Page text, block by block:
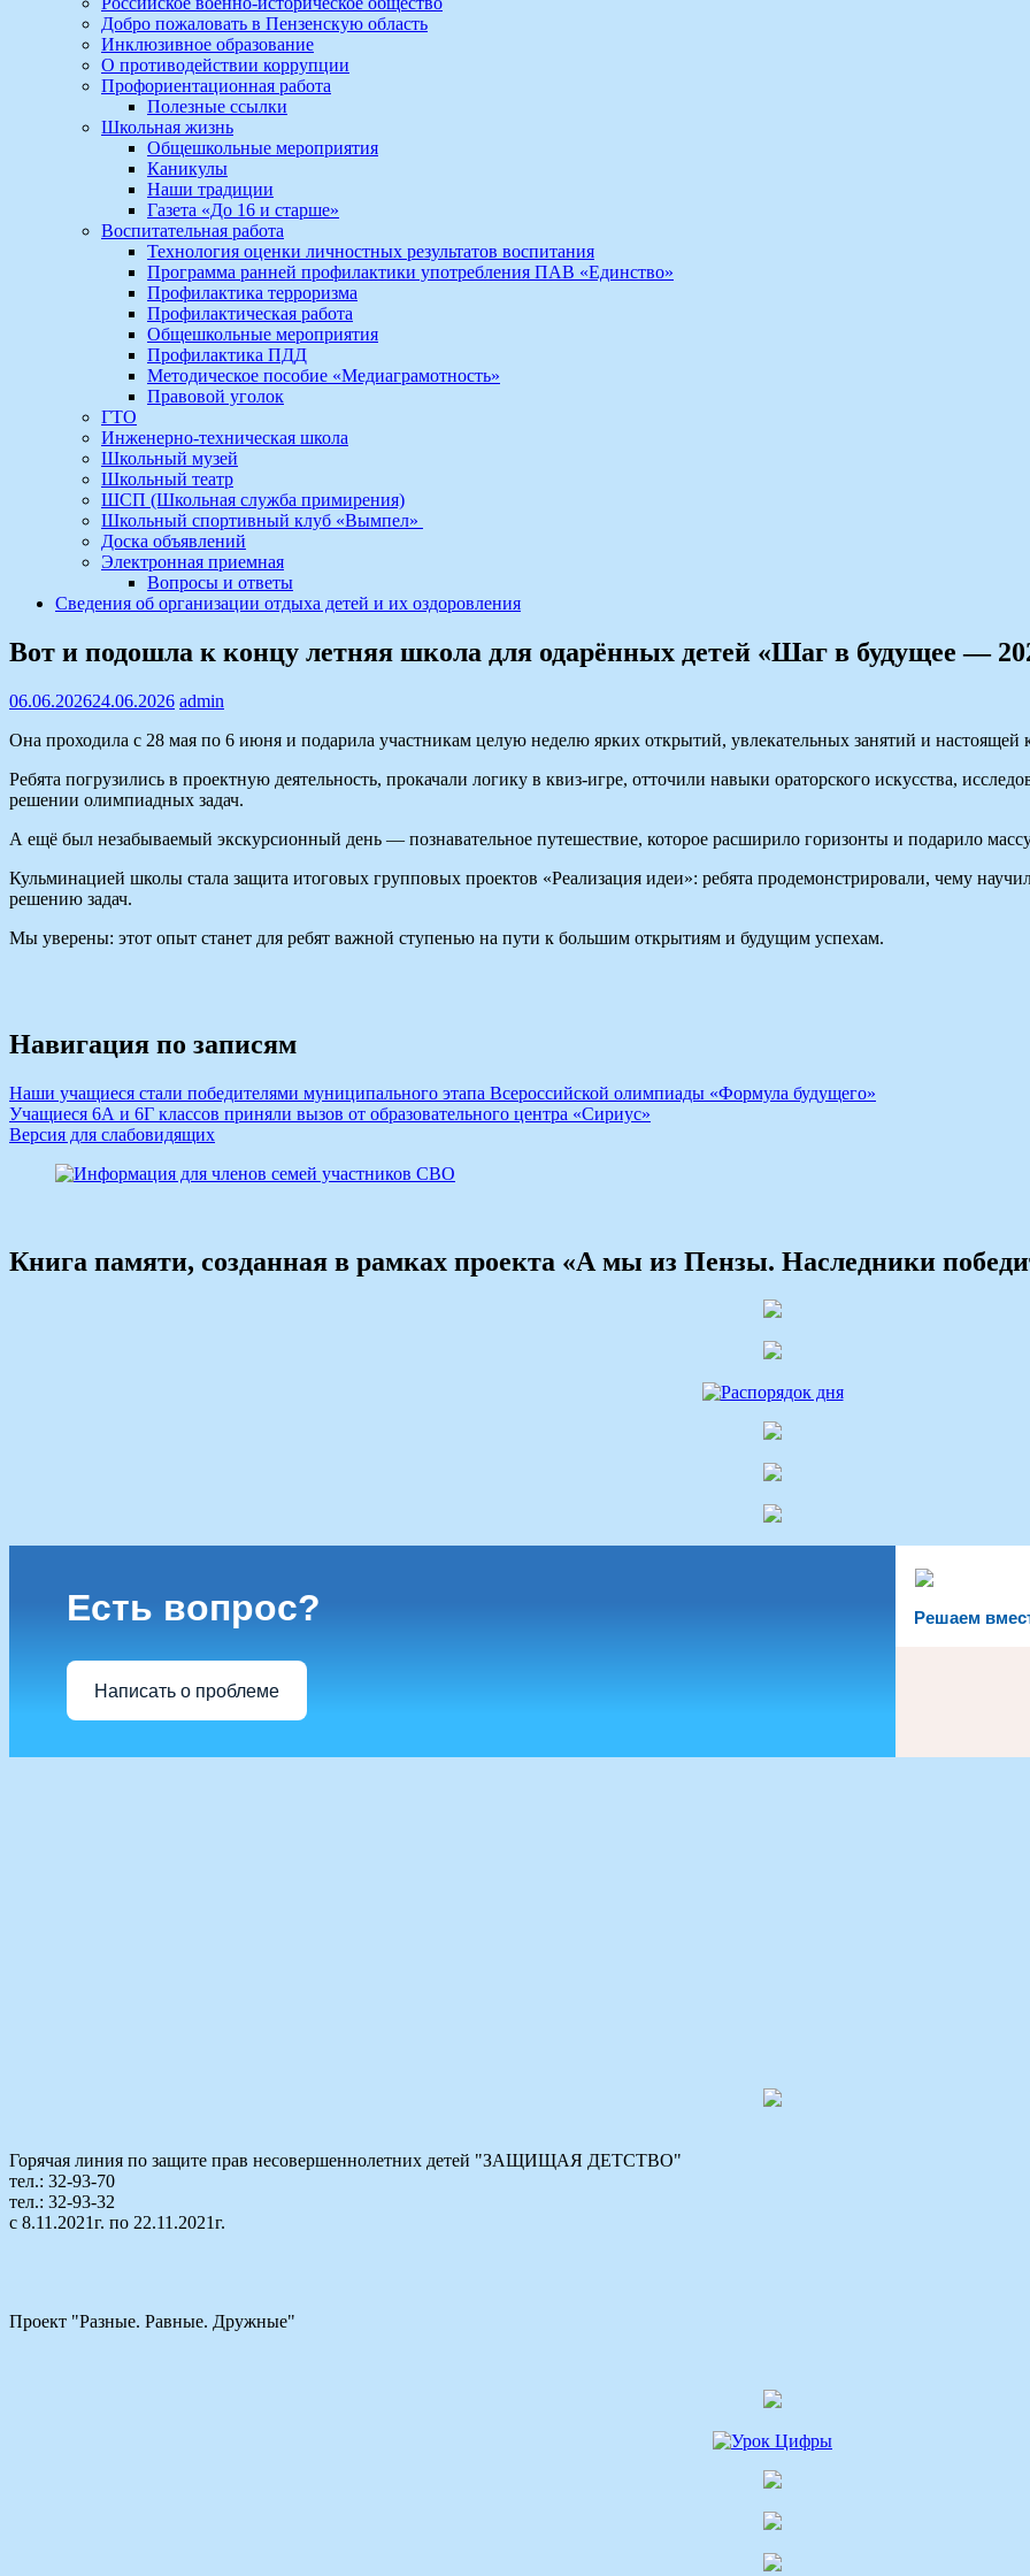
Добро пожаловать в Пензенскую область
Инклюзивное образование
О противодействии коррупции
Профориентационная работа
Полезные ссылки
Школьная жизнь
Общешкольные мероприятия
Каникулы
Наши традиции
Газета «До 16 и старше»
Воспитательная работа
Технология оценки личностных результатов воспитания
Программа ранней профилактики употребления ПАВ «Единство»
Профилактика терроризма
Профилактическая работа
Общешкольные мероприятия
Профилактика ПДД
Методическое пособие «Медиаграмотность»
Правовой уголок
ГТО
Инженерно-техническая школа
Школьный музей
Школьный театр
ШСП (Школьная служба примирения)
Школьный спортивный клуб «Вымпел»
Доска объявлений
Электронная приемная
Вопросы и ответы
Сведения об организации отдыха детей и их оздоровления
Вот и подошла к концу летняя школа для одарённых детей «Шаг в будущее —
06.06.202624.06.2026 admin
Она проходила с 28 мая по 6 июня и подарила участникам целую неделю ярких открытий, увлекательных занятий и настоящей
Ребята погрузились в проектную деятельность, прокачали логику в квиз‑игре, отточили навыки ораторского искусства,
решении олимпиадных задач.
А ещё был незабываемый экскурсионный день — познавательное путешествие, которое расширило горизонты и подарило
Кульминацией школы стала защита итоговых групповых проектов «Реализация идеи»: ребята продемонстрировали, чему
решению задач.
Мы уверены: этот опыт станет для ребят важной ступенью на пути к большим открытиям и будущим успехам.
Навигация по записям
Наши учащиеся стали победителями муниципального этапа Всероссийской олимпиады «Формула будущего»
Учащиеся 6А и 6Г классов приняли вызов от образовательного центра «Сириус»
Версия для слабовидящих
Книга памяти, созданная в рамках проекта «А мы из Пензы. Наследники
Решаем
Есть вопрос?
Написать о проблеме
Горячая линия по защите прав несовершеннолетних детей "ЗАЩИЩАЯ ДЕТСТВО"
тел.: 32-93-70
тел.: 32-93-32
с 8.11.2021г. по 22.11.2021г.
Проект "Разные. Равные. Дружные"